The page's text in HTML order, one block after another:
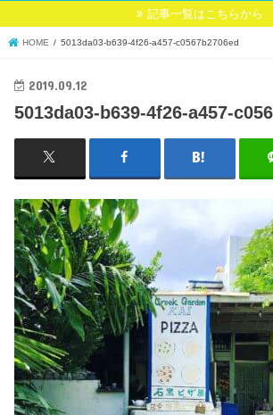
記事一覧はこちらから
HOME 5013da03-b639-4f26-a457-c0567b2706ed
2019.09.12
5013da03-b639-4f26-a457-